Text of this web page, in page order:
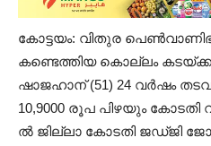
കോ​ട്ട​യം: വി​തു​ര
ക​ണ്ടെ​ത്തി​യ കൊ​ല്ലം
ഷാ​ജ​ഹാ​ന് (51) 24 വ​ർ​ഷം
10,9000 രൂ​പ പി​ഴ​യും
ൽ ജി​ല്ലാ കോ​ട​തി